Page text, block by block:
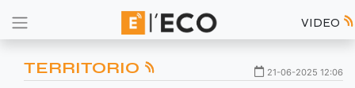
VIDEO
TERRITORIO 21-06-2025 12:06